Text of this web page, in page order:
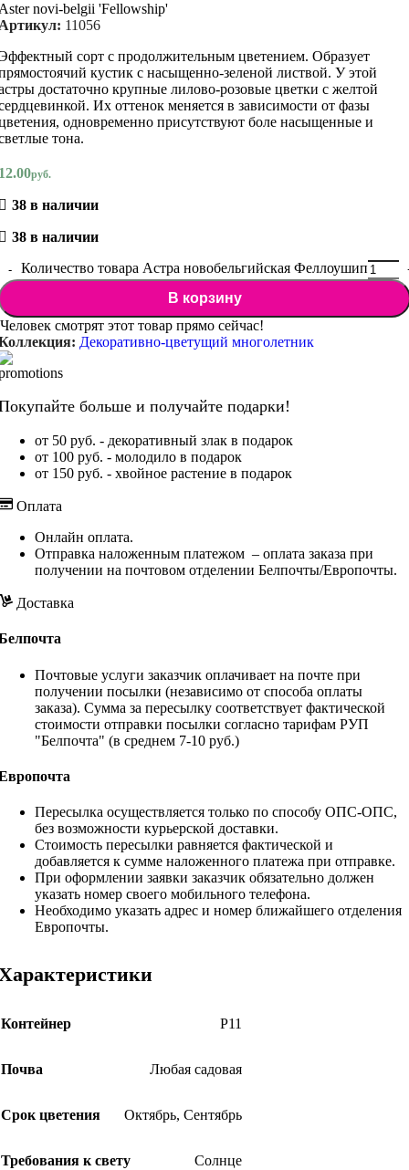
novi-belgii 'Fellowship'
11056
сорт с продолжительным цветением. Образует
кустик с насыщенно-зеленой листвой. У этой
достаточно крупные лилово-розовые цветки с желтой
Их оттенок меняется в зависимости от фазы
одновременно присутствуют боле насыщенные и
тона.
руб.
38 в наличии
38 в наличии
Количество товара Астра новобельгийская Феллоушип
В корзину
Человек смотрят этот товар прямо сейчас!
Декоративно-цветущий многолетник
больше и получайте подарки!
от 50 руб. - декоративный злак в подарок
от 100 руб. - молодило в подарок
от 150 руб. - хвойное растение в подарок
Оплата
Онлайн оплата.
Отправка наложенным платежом – оплата заказа при
получении на почтовом отделении Белпочты/Европочты.
Доставка
Почтовые услуги заказчик оплачивает на почте при
получении посылки (независимо от способа оплаты
заказа). Сумма за пересылку соответствует фактической
стоимости отправки посылки согласно тарифам РУП
"Белпочта" (в среднем 7-10 руб.)
Пересылка осуществляется только по способу ОПС-ОПС,
без возможности курьерской доставки.
Стоимость пересылки равняется фактической и
добавляется к сумме наложенного платежа при отправке.
При оформлении заявки заказчик обязательно должен
указать номер своего мобильного телефона.
Необходимо указать адрес и номер ближайшего отделения
Европочты.
Контейнер Р11
Почва Любая садовая
Срок цветения Октябрь, Сентябрь
Требования к свету Солнце